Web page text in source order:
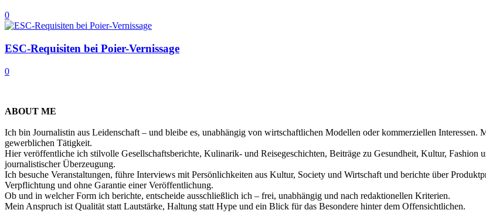
0
ESC-Requisiten bei Poier-Vernissage
0
ABOUT ME
Ich bin Journalistin aus Leidenschaft – und bleibe es, unabhängig von wirtschaftlichen Modellen oder kommerziellen
gewerblichen Tätigkeit.
Hier veröffentliche ich stilvolle Gesellschaftsberichte, Kulinarik- und Reisegeschichten, Beiträge zu Gesundheit, Kultur, Fashion
journalistischer Überzeugung.
Ich besuche Veranstaltungen, führe Interviews mit Persönlichkeiten aus Kultur, Society und Wirtschaft und berichte über
Verpflichtung und ohne Garantie einer Veröffentlichung.
Ob und in welcher Form ich berichte, entscheide ausschließlich ich – frei, unabhängig und nach redaktionellen Kriterien.
Mein Anspruch ist Qualität statt Lautstärke, Haltung statt Hype und ein Blick für das Besondere hinter dem Offensichtlichen.